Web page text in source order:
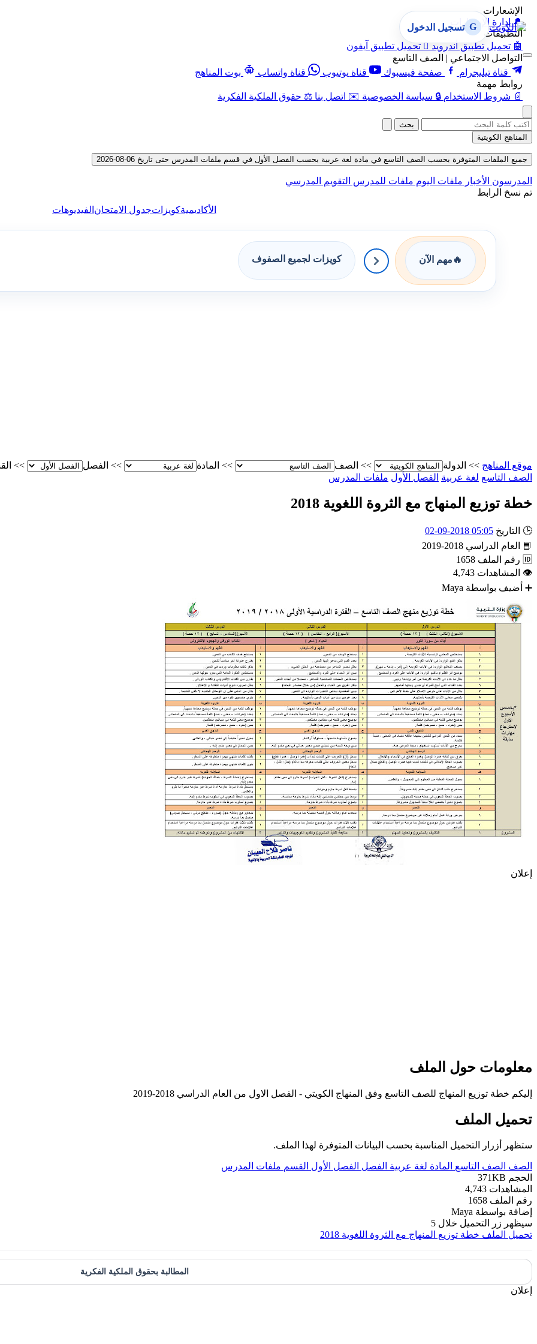
الإشعارات
🔔 إدارة الإشعارات
التطبيقات
🤖 تحميل تطبيق أندرويد  تحميل تطبيق آيفون
التواصل الاجتماعي | الصف التاسع
قناة تيليجرام
صفحة فيسبوك قناة يوتيوب قناة واتساب
بوت المناهج
روابط مهمة
📄 شروط الاستخدام 🔒 سياسة الخصوصية ✉️ اتصل بنا ⚖️ حقوق الملكية الفكرية
G تسجيل الدخول
بحث
المناهج الكويتية
جميع الملفات المتوفرة بحسب الصف التاسع في مادة لغة عربية بحسب الفصل الأول في قسم ملفات المدرس حتى تاريخ 06-08-2026
المدرسون الأخبار ملفات اليوم ملفات للمدرس التقويم المدرسي
تم نسخ الرابط
الأكاديميةكويزاتجدول الامتحان الفيديوهات
🔥 مهم الآن كويزات لجميع الصفوف
موقع المناهج >> الدولة >> الصف >> المادة >> الفصل >>
الصف التاسع لغة عربية الفصل الأول ملفات المدرس
خطة توزيع المنهاج مع الثروة اللغوية 2018
🕒 التاريخ 05:05 2018-09-02
📘
العام الدراسي 2018-2019
🆔 رقم الملف 1658
👁 المشاهدات 4,743
➕ أضيف بواسطة Maya
إعلان
معلومات حول الملف
إليكم خطة توزيع المنهاج للصف التاسع وفق المنهاج الكويتي - الفصل الاول من العام الدراسي 2018-2019
تحميل الملف
ستظهر أزرار التحميل المناسبة بحسب البيانات المتوفرة لهذا الملف.
الصف الصف التاسع المادة لغة عربية الفصل الفصل الأول القسم ملفات المدرس
الحجم 371KB
المشاهدات 4,743
رقم الملف 1658
إضافة بواسطة Maya
سيظهر زر التحميل خلال 5
تحميل الملف خطة توزيع المنهاج مع الثروة اللغوية 2018
المطالبة بحقوق الملكية الفكرية
إعلان